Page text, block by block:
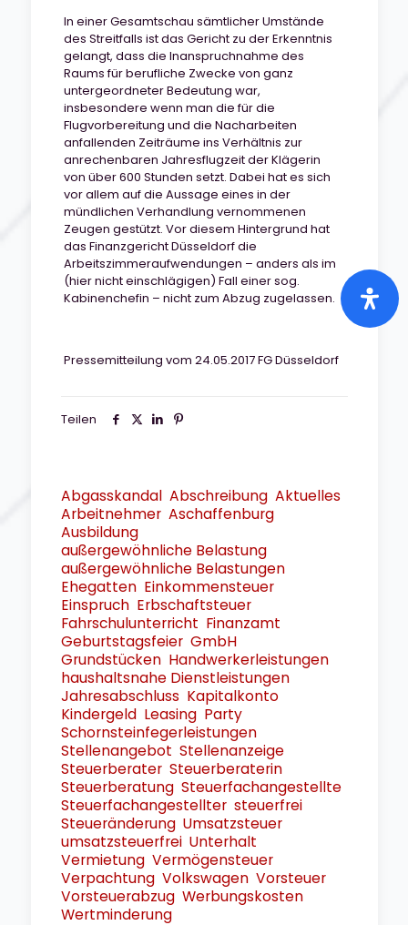
In einer Gesamtschau sämtlicher Umstände
des Streitfalls ist das Gericht zu der Erkenntnis
gelangt, dass die Inanspruchnahme des
Raums für berufliche Zwecke von ganz
untergeordneter Bedeutung war,
insbesondere wenn man die für die
Flugvorbereitung und die Nacharbeiten
anfallenden Zeiträume ins Verhältnis zur
anrechenbaren Jahresflugzeit der Klägerin
von über 600 Stunden setzt. Dabei hat es sich
vor allem auf die Aussage eines in der
mündlichen Verhandlung vernommenen
Zeugen gestützt. Vor diesem Hintergrund hat
das Finanzgericht Düsseldorf die
Arbeitszimmeraufwendungen – anders als im
(hier nicht einschlägigen) Fall einer sog.
Kabinenchefin – nicht zum Abzug zugelassen.
Pressemitteilung vom 24.05.2017 FG Düsseldorf
Teilen
Abgasskandal Abschreibung Aktuelles
Arbeitnehmer Aschaffenburg
Ausbildung
außergewöhnliche Belastung
außergewöhnliche Belastungen
Ehegatten Einkommensteuer
Einspruch Erbschaftsteuer
Fahrschulunterricht Finanzamt
Geburtstagsfeier GmbH
Grundstücken Handwerkerleistungen
haushaltsnahe Dienstleistungen
Jahresabschluss Kapitalkonto
Kindergeld Leasing Party
Schornsteinfegerleistungen
Stellenangebot Stellenanzeige
Steuerberater Steuerberaterin
Steuerberatung Steuerfachangestellte
Steuerfachangestellter steuerfrei
Steueränderung Umsatzsteuer
umsatzsteuerfrei Unterhalt
Vermietung Vermögensteuer
Verpachtung Volkswagen Vorsteuer
Vorsteuerabzug Werbungskosten
Wertminderung